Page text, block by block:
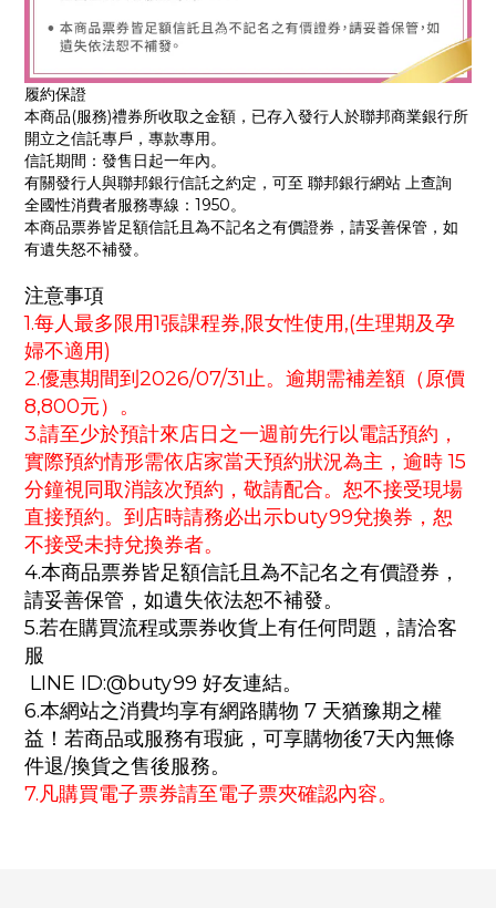
履約保證
本商品(服務)禮券所收取之金額，已存入發行人於聯邦商業銀行所
開立之信託專戶，專款專用。
信託期間：發售日起一年內。
有關發行人與聯邦銀行信託之約定，可至 聯邦銀行網站 上查詢
全國性消費者服務專線：1950。
本商品票券皆足額信託且為不記名之有價證券，請妥善保管，如
有遺失怒不補發。
注意事項
1.每人最多限用1張課程券,限女性使用,(生理期及孕
婦不適用)
2.優惠期間到2026/07/31止。逾期需補差額（原價
8,800元）。
3.請至少於預計來店日之一週前先行以電話預約，
實際預約情形需依店家當天預約狀況為主，逾時 15
分鐘視同取消該次預約，敬請配合。恕不接受現場
直接預約。到店時請務必出示buty99兌換券，恕
不接受未持兌換券者。
4.本商品票券皆足額信託且為不記名之有價證券，
請妥善保管，如遺失依法恕不補發。
5.若在購買流程或票券收貨上有任何問題，請洽客
服
LINE ID:@buty99 好友連結。
6.本網站之消費均享有網路購物 7 天猶豫期之權
益！若商品或服務有瑕疵，可享購物後7天內無條
件退/換貨之售後服務。
7.凡購買電子票券請至電子票夾確認內容。